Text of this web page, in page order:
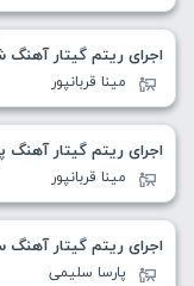
اجرای ریتم گیتار آهنگ
مینا قربانپور
اجرای ریتم گیتار آهنگ
مینا قربانپور
اجرای ریتم گیتار آهنگ
پارسا سلیمی